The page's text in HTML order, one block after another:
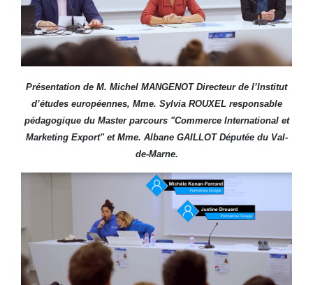
Présentation de M. Michel MANGENOT Directeur de l’Institut
d’études européennes, Mme. Sylvia ROUXEL responsable
pédagogique du Master parcours "Commerce International et
Marketing Export" et Mme. Albane GAILLOT Députée du Val-
de-Marne.